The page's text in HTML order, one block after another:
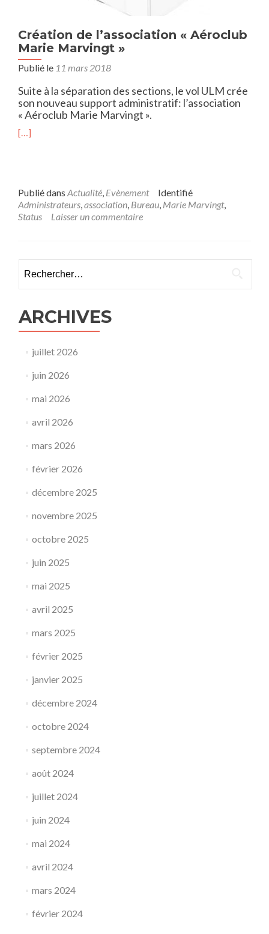
Création de l’association « Aéroclub
Marie Marvingt »
Publié le 11 mars 2018
Suite à la séparation des sections, le vol ULM crée
son nouveau support administratif: l’association
« Aéroclub Marie Marvingt ».
[…]
Publié dans Actualité, Evènement
Identifié
Administrateurs,association, Bureau, Marie Marvingt,
Status
Laisser un commentaire
ARCHIVES
juillet 2026
juin 2026
mai 2026
avril 2026
mars 2026
février 2026
décembre 2025
novembre 2025
octobre 2025
juin 2025
mai 2025
avril 2025
mars 2025
février 2025
janvier 2025
décembre 2024
octobre 2024
septembre 2024
août 2024
juillet 2024
juin 2024
mai 2024
avril 2024
mars 2024
février 2024